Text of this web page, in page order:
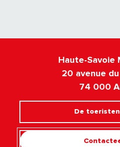
Haute-Savoie
20 avenue
74 000
De